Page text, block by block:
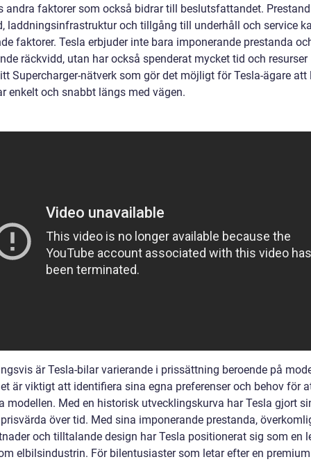
andra faktorer som också bidrar till beslutsfattandet.
laddningsinfrastruktur och tillgång till underhåll och service
faktorer. Tesla erbjuder inte bara imponerande prestanda
räckvidd, utan har också spenderat mycket tid och
Supercharger-nätverk som gör det möjligt för Tesla-ägare att
enkelt och snabbt längs med vägen.
är Tesla-bilar varierande i prissättning beroende på
är viktigt att identifiera sina egna preferenser och behov för
modellen. Med en historisk utvecklingskurva har Tesla gjort
över tid. Med sina imponerande prestanda,
och tilltalande design har Tesla positionerat sig som en
elbilsindustrin. För bilentusiaster som letar efter en